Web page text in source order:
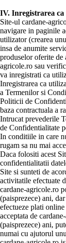
IV. Inregistrarea
Site-ul cardane-
navigare in paginile
utilizator (crearea
insa de anumite
produselor oferite de
agricole.ro sau
va inregistrati ca
Inregistrarea ca
a Termenilor si
Politicii de
baza contractuala a
Intrucat prevederile
de Confidentialitate
In conditiile in care
rugam sa nu mai
Daca folositi acest
confidentialitatii
Site si sunteti de
activitatile efectuate
cardane-agricole.ro
(paisprezece) ani,
efectueze plati
acceptata de
(paisprezece) ani,
numai cu ajutorul